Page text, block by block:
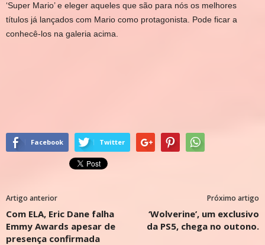
‘Super Mario’ e eleger aqueles que são para nós os melhores
títulos já lançados com Mario como protagonista. Pode ficar a
conhecê-los na galeria acima.
Facebook Twitter
Artigo anterior
Com ELA, Eric Dane falha
Emmy Awards apesar de
presença confirmada
Próximo artigo
‘Wolverine’, um exclusivo
da PS5, chega no outono.